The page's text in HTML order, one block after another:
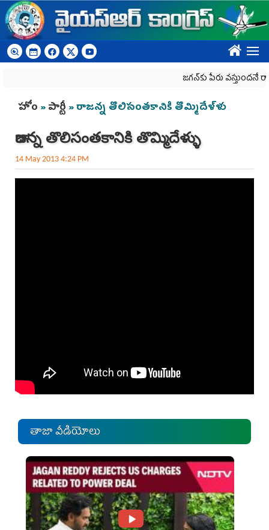
Skip to main content
????
జగన్‌కు పేరు వస్తుందనే
You are here
హోం »పార్టీ » రాజన్న తొలిసంతకానికి తొమ్మిదేళ్ళు
రాజన్న తొలిసంతకానికి తొమ్మిదేళ్ళు
14 May 2013 4:24 PM
తాజా వీడియోలు